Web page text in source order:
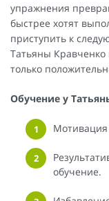
упражнения
быстрее хотят
приступить к
Татьяны
только
Обучение у
обучение.